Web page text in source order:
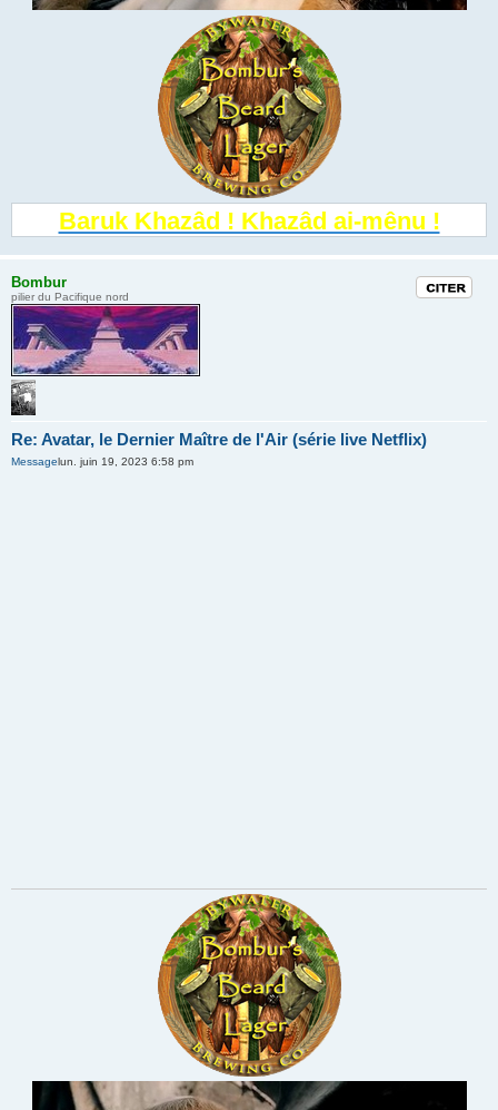
Baruk Khazâd ! Khazâd ai-mênu !
Bombur
pilier du Pacifique nord
Re: Avatar, le Dernier Maître de l'Air (série live Netflix)
Citation
Messagelun. juin 19, 2023 6:58 pm